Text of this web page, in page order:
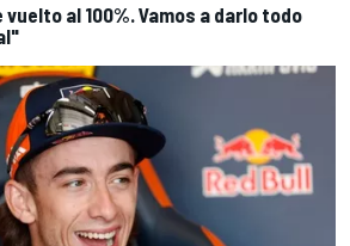
vuelto al 100%. Vamos a darlo todo